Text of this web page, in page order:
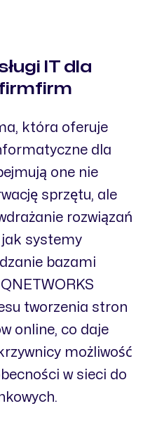
IT dla
która oferuje
dla
one nie
sprzętu, ale
rozwiązań
jak systemy
bazami
tworzenia stron
online, co daje
możliwość
w sieci do